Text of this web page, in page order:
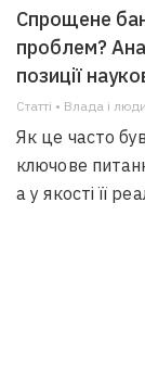
Спрощене
проблем?
позиції
Статті • Влада i люди
Як це часто
ключове
а у якості її